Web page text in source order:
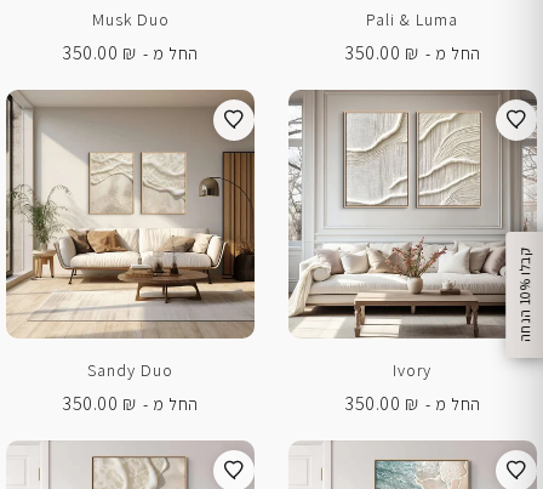
ק
ב
ל
ו
1
0
%
ה
נ
ח
ה
Pali & Luma
החל מ -
350.00 ₪
Musk Duo
החל מ -
350.00 ₪
Ivory
החל מ -
350.00 ₪
Sandy Duo
החל מ -
350.00 ₪